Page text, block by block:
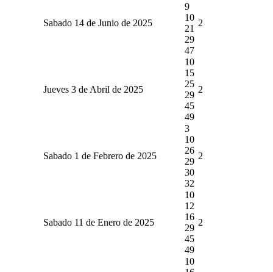
Sabado 14 de Junio de 2025
9
10
21
29
47
2
Jueves 3 de Abril de 2025
10
15
25
29
45
49
2
Sabado 1 de Febrero de 2025
3
10
26
29
30
32
2
Sabado 11 de Enero de 2025
10
12
16
29
45
49
2
10